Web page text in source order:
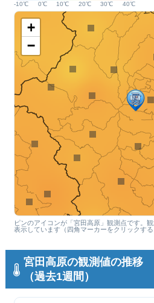
-10℃ 0℃ 10℃ 20℃ 30℃ 40℃
+
−
ピンのアイコンが「宮田高原」観測点です。
表示しています（四角マーカーをクリックする
宮田高原の観測値の推移
（過去1週間）